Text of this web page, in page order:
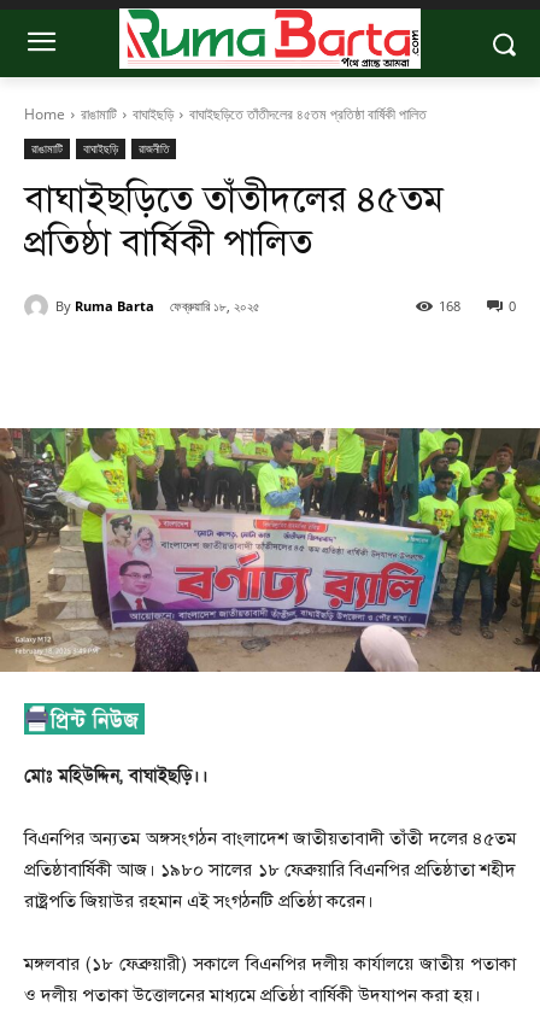
Home রাঙামাটি বাঘাইছড়ি বাঘাইছড়িতে তাঁতীদলের ৪৫তম প্রতিষ্ঠা বার্ষিকী পালিত
রাঙামাটি বাঘাইছড়ি রাজনীতি
বাঘাইছড়িতে তাঁতীদলের ৪৫তম
প্রতিষ্ঠা বার্ষিকী পালিত
By Ruma Barta ফেব্রুয়ারি ১৮, ২০২৫ 0
168
মোঃ মহিউদ্দিন, বাঘাইছড়ি।।
বিএনপির অন্যতম অঙ্গসংগঠন বাংলাদেশ জাতীয়তাবাদী তাঁতী দলের ৪৫তম
প্রতিষ্ঠাবার্ষিকী আজ। ১৯৮০ সালের ১৮ ফেব্রুয়ারি বিএনপির প্রতিষ্ঠাতা শহীদ
রাষ্ট্রপতি জিয়াউর রহমান এই সংগঠনটি প্রতিষ্ঠা করেন।
মঙ্গলবার (১৮ ফেব্রুয়ারী) সকালে বিএনপির দলীয় কার্যালয়ে জাতীয় পতাকা
ও দলীয় পতাকা উত্তোলনের মাধ্যমে প্রতিষ্ঠা বার্ষিকী উদযাপন করা হয়।